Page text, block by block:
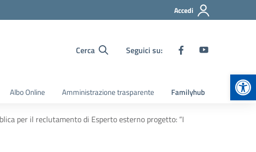
Accedi
Cerca Seguici su:
Albo Online Amministrazione trasparente Familyhub
per il reclutamento di Esperto esterno progetto: “I